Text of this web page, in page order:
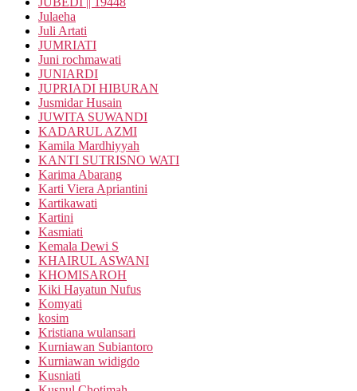
Julaeha
Juli Artati
JUMRIATI
Juni rochmawati
JUNIARDI
JUPRIADI HIBURAN
Jusmidar Husain
JUWITA SUWANDI
KADARUL AZMI
Kamila Mardhiyyah
KANTI SUTRISNO WATI
Karima Abarang
Karti Viera Apriantini
Kartikawati
Kartini
Kasmiati
Kemala Dewi S
KHAIRUL ASWANI
KHOMISAROH
Kiki Hayatun Nufus
Komyati
kosim
Kristiana wulansari
Kurniawan Subiantoro
Kurniawan widigdo
Kusniati